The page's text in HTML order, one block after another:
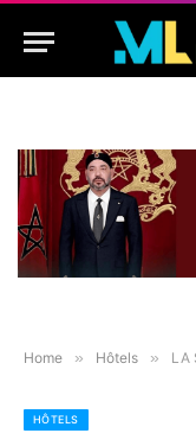
Home » Hôtels » LA
HÔTELS